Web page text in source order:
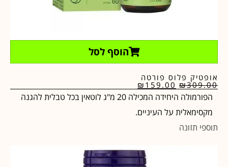
הוסף לסל
אופטיק פלוס פורטה
₪309.00
₪ 159.00
הפורמולה היחידה המכילה 20 מ"ג לוטאין בכל טבלית להגנה
מקסימאלית על העיניים.
תוספי תזונה